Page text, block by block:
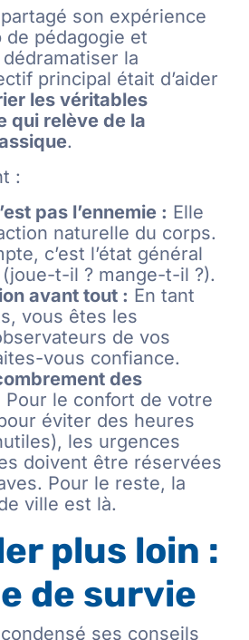
son expérience
de pédagogie et
la
principal était d’aider
les véritables
qui relève de la
.
:
pas l’ennemie : Elle
naturelle du corps.
c’est l’état général
(joue-t-il ? mange-t-il ?).
avant tout : En tant
vous êtes les
de vos
vous confiance.
des
Pour le confort de votre
éviter des heures
les urgences
doivent être réservées
Pour le reste, la
ville est là.
plus loin :
de survie
ses conseils